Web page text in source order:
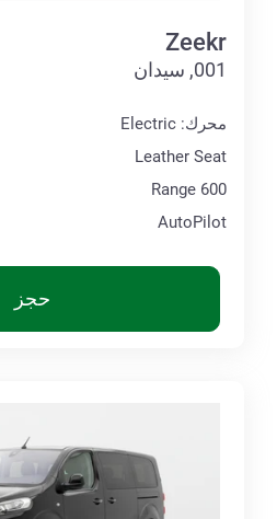
Zeekr
001, سيدان
محرك: Electric
Leather Seat
Range 600
AutoPilot
حجز